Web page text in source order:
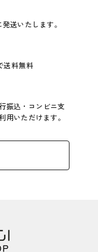
送いたします。
送料無料
振込・コンビニ支
用いただけます。